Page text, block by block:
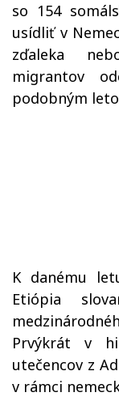
so 154
usídliť v
zďaleka
migrantov
podobným
K danému
Etiópia
Prvýkrát v
utečencov z
v rámci